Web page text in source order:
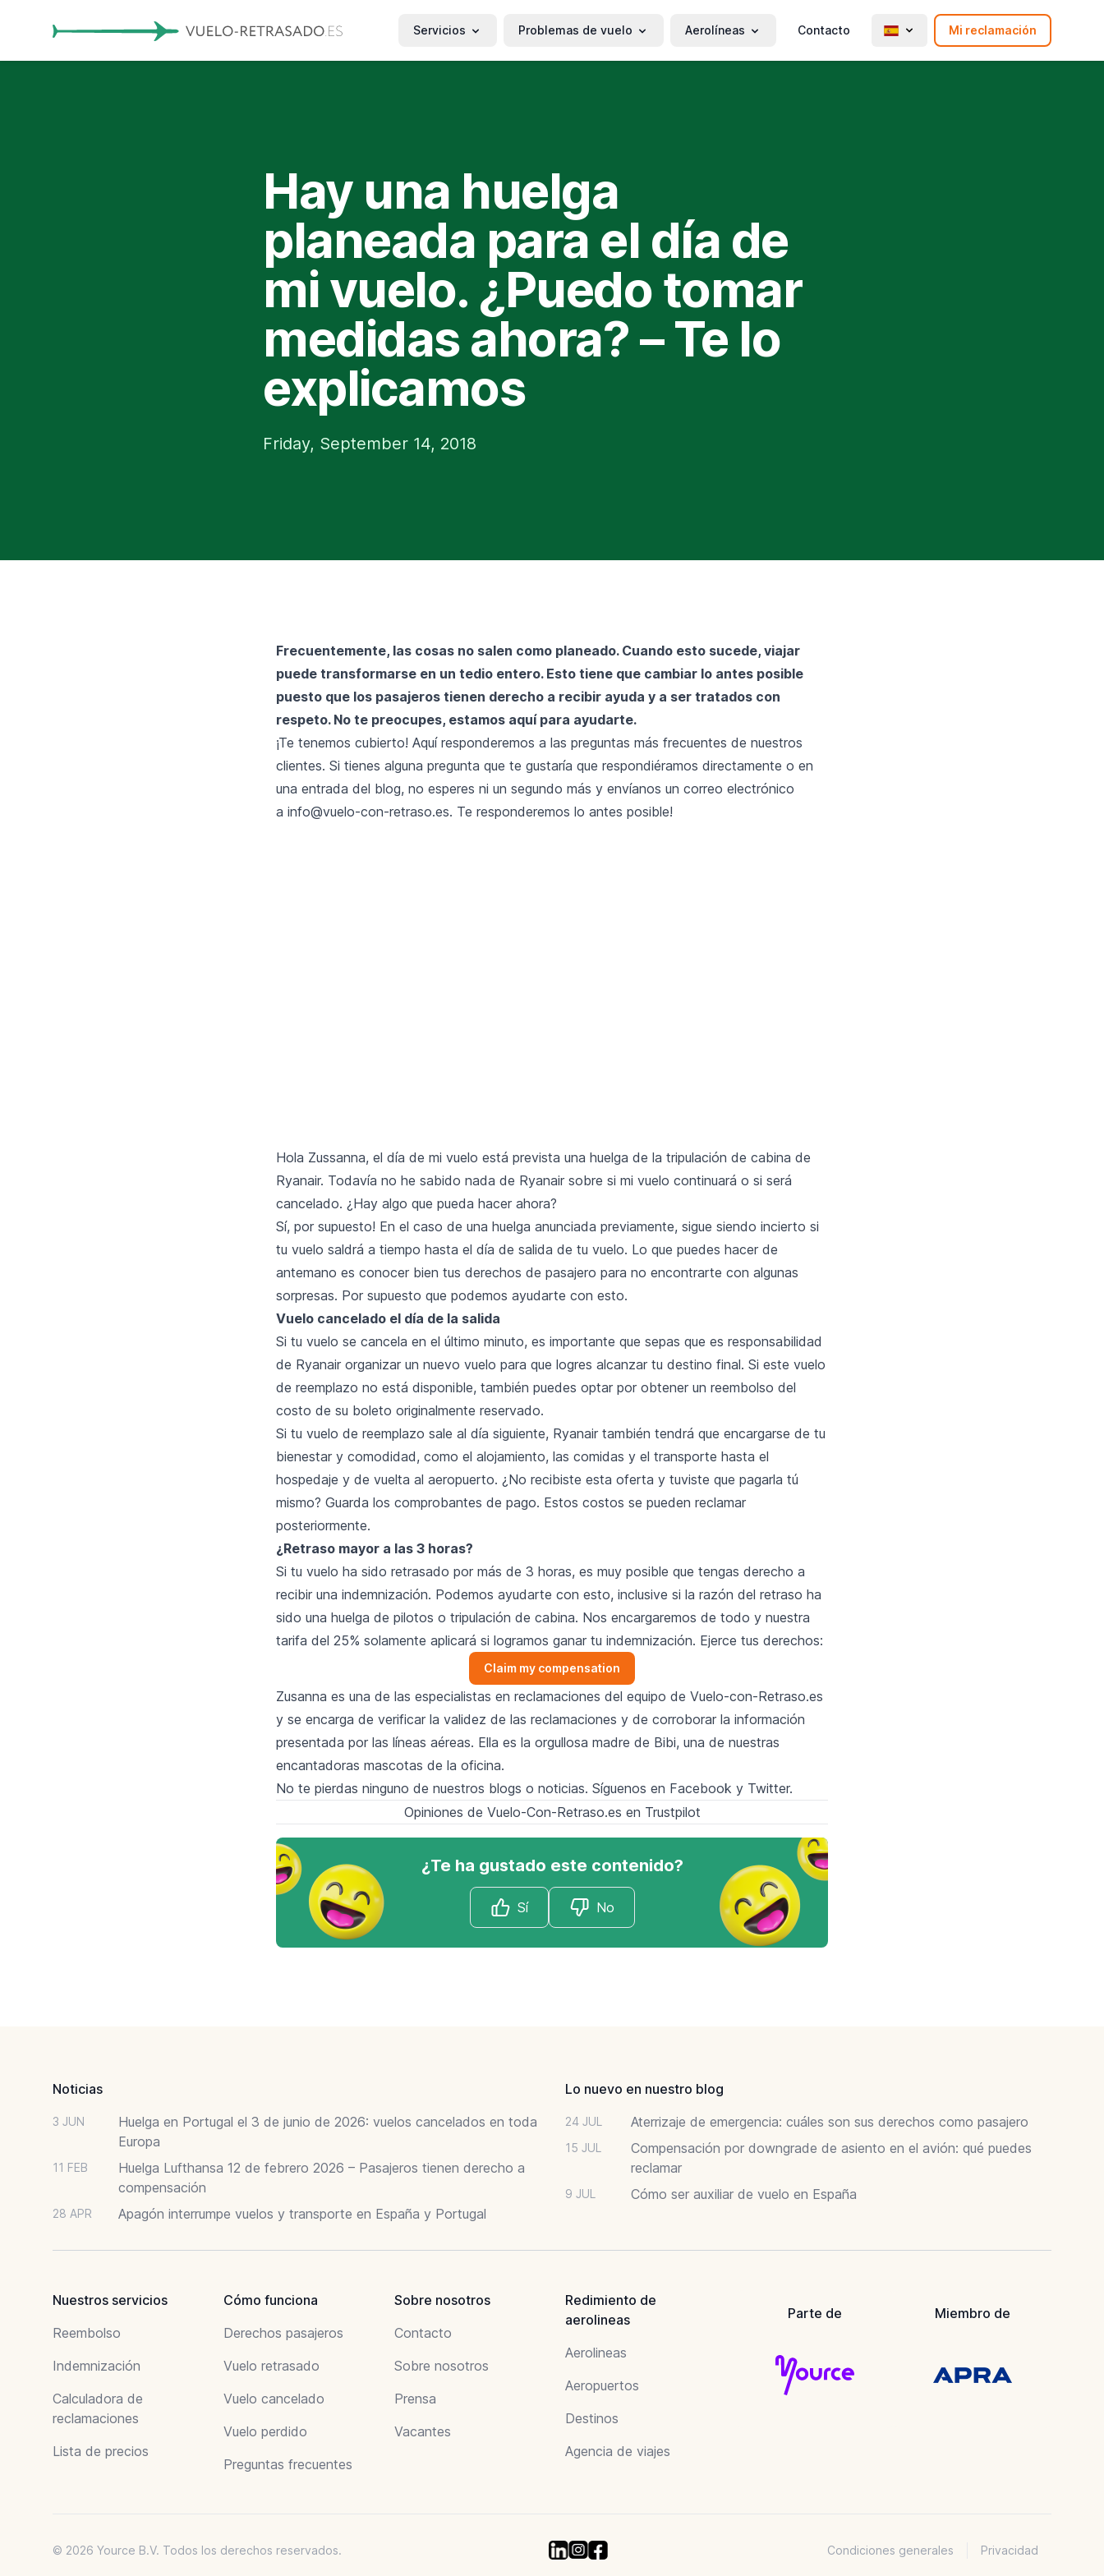
Servicios Problemas de vuelo Aerolíneas Contacto Mi reclamación
Hay una huelga
planeada para el día de
mi vuelo. ¿Puedo tomar
medidas ahora? – Te lo
explicamos
Friday, September 14, 2018
Frecuentemente, las cosas no salen como planeado. Cuando esto sucede, viajar
puede transformarse en un tedio entero. Esto tiene que cambiar lo antes posible
puesto que los pasajeros tienen derecho a recibir ayuda y a ser tratados con
respeto. No te preocupes, estamos aquí para ayudarte.
¡Te tenemos cubierto! Aquí responderemos a las preguntas más frecuentes de nuestros
clientes. Si tienes alguna pregunta que te gustaría que respondiéramos directamente o en
una entrada del blog, no esperes ni un segundo más y envíanos un correo electrónico
a info@vuelo-con-retraso.es. Te responderemos lo antes posible!
Hola Zussanna, el día de mi vuelo está prevista una huelga de la tripulación de cabina de
Ryanair. Todavía no he sabido nada de Ryanair sobre si mi vuelo continuará o si será
cancelado. ¿Hay algo que pueda hacer ahora?
Sí, por supuesto! En el caso de una huelga anunciada previamente, sigue siendo incierto si
tu vuelo saldrá a tiempo hasta el día de salida de tu vuelo. Lo que puedes hacer de
antemano es conocer bien tus derechos de pasajero para no encontrarte con algunas
sorpresas. Por supuesto que podemos ayudarte con esto.
Vuelo cancelado el día de la salida
Si tu vuelo se cancela en el último minuto, es importante que sepas que es responsabilidad
de Ryanair organizar un nuevo vuelo para que logres alcanzar tu destino final. Si este vuelo
de reemplazo no está disponible, también puedes optar por obtener un reembolso del
costo de su boleto originalmente reservado.
Si tu vuelo de reemplazo sale al día siguiente, Ryanair también tendrá que encargarse de tu
bienestar y comodidad, como el alojamiento, las comidas y el transporte hasta el
hospedaje y de vuelta al aeropuerto. ¿No recibiste esta oferta y tuviste que pagarla tú
mismo? Guarda los comprobantes de pago. Estos costos se pueden reclamar
posteriormente.
¿Retraso mayor a las 3 horas?
Si tu vuelo ha sido retrasado por más de 3 horas, es muy posible que tengas derecho a
recibir una indemnización. Podemos ayudarte con esto, inclusive si la razón del retraso ha
sido una huelga de pilotos o tripulación de cabina. Nos encargaremos de todo y nuestra
tarifa del 25% solamente aplicará si logramos ganar tu indemnización. Ejerce tus derechos:
Claim my compensation
Zusanna es una de las especialistas en reclamaciones del equipo de Vuelo-con-Retraso.es
y se encarga de verificar la validez de las reclamaciones y de corroborar la información
presentada por las líneas aéreas. Ella es la orgullosa madre de Bibi, una de nuestras
encantadoras mascotas de la oficina.
No te pierdas ninguno de nuestros blogs o noticias. Síguenos en Facebook y Twitter.
Opiniones de Vuelo-Con-Retraso.es en Trustpilot
¿Te ha gustado este contenido?
Sí No
Noticias
3 JUN
Huelga en Portugal el 3 de junio de 2026: vuelos cancelados en toda
Europa
11 FEB
Huelga Lufthansa 12 de febrero 2026 – Pasajeros tienen derecho a
compensación
28 APR Apagón interrumpe vuelos y transporte en España y Portugal
Lo nuevo en nuestro blog
24 JUL Aterrizaje de emergencia: cuáles son sus derechos como pasajero
15 JUL
Compensación por downgrade de asiento en el avión: qué puedes
reclamar
9 JUL Cómo ser auxiliar de vuelo en España
Nuestros servicios
Reembolso
Indemnización
Calculadora de
reclamaciones
Lista de precios
Cómo funciona
Derechos pasajeros
Vuelo retrasado
Vuelo cancelado
Vuelo perdido
Preguntas frecuentes
Sobre nosotros
Contacto
Sobre nosotros
Prensa
Vacantes
Redimiento de
aerolineas
Aerolineas
Aeropuertos
Destinos
Agencia de viajes
Parte de Miembro de
© 2026 Yource B.V. Todos los derechos reservados. Condiciones generales Privacidad